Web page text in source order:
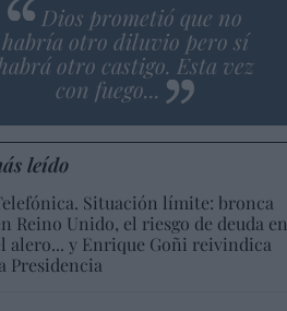
Dios prometió que no
habría otro diluvio pero sí
otro castigo. Esta vez
con fuego...
leído
Situación límite: bronca
Reino Unido, el riesgo de deuda en
alero... y Enrique Goñi reivindica
Presidencia